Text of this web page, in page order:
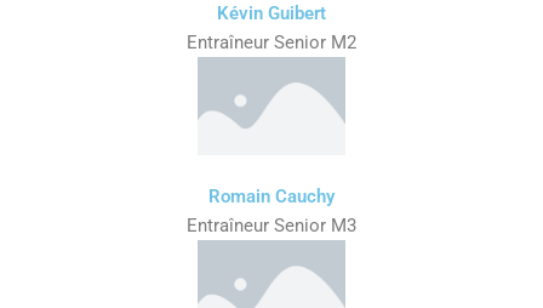
Kévin Guibert
Entraîneur Senior M2
Romain Cauchy
Entraîneur Senior M3